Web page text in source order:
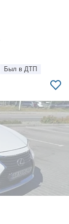
Был в ДТП